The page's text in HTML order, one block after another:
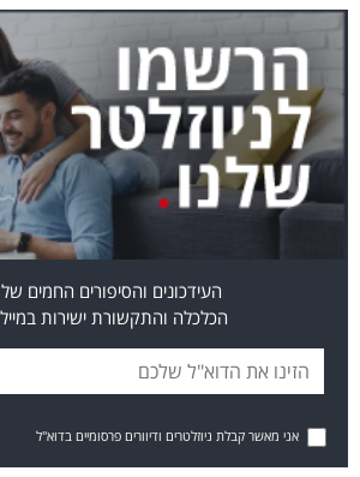
העידכונים והסיפורים החמים
הכלכלה והתקשורת ישירות
אני מאשר קבלת ניוזלטרים ודיוורים פרסומיים בדוא"ל